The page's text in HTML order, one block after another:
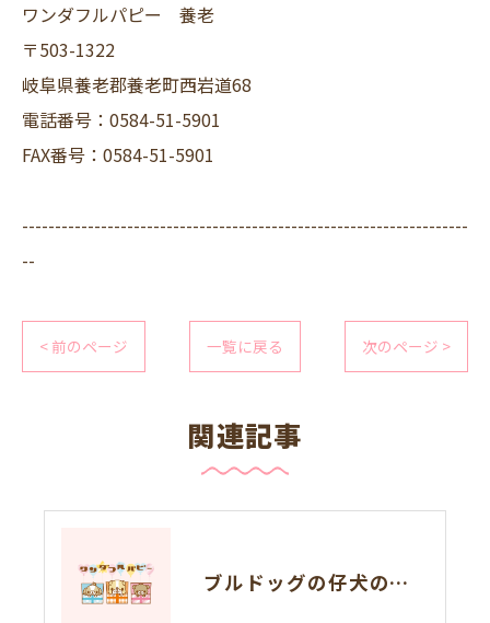
ワンダフルパピー 養老
〒503-1322
岐阜県養老郡養老町西岩道68
電話番号：0584-51-5901
FAX番号：0584-51-5901
--------------------------------------------------------------------
--
< 前のページ 一覧に戻る 次のページ >
関連記事
ブルドッグの仔犬のお目目があきました👀❤岐阜県養老町のブリーダーワンダフルパピーです。